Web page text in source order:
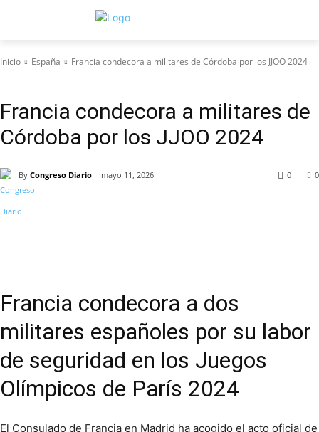
Inicio España Francia condecora a militares de Córdoba por los JJOO 2024
Francia condecora a militares de
Córdoba por los JJOO 2024
By Congreso Diario mayo 11, 2026 0
0
Francia condecora a dos
militares españoles por su labor
de seguridad en los Juegos
Olímpicos de París 2024
El Consulado de Francia en Madrid ha acogido el acto oficial de